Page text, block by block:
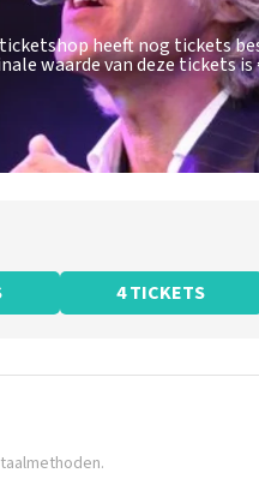
heeft nog tickets
waarde van deze tickets is
4 TICKETS